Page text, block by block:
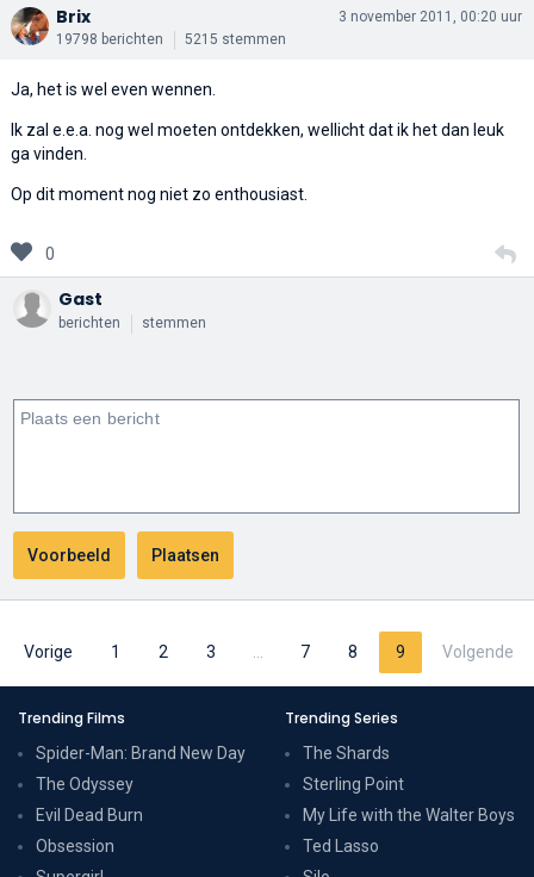
Brix
19798 berichten 5215 stemmen
3 november 2011, 00:20 uur
Ja, het is wel even wennen.
Ik zal e.e.a. nog wel moeten ontdekken, wellicht dat ik het dan leuk
ga vinden.
Op dit moment nog niet zo enthousiast.
0
Gast
berichten stemmen
Vorige 1 2 3 7 8 9 Volgende
Trending Films
Spider-Man: Brand New Day
The Odyssey
Evil Dead Burn
Obsession
Trending Series
The Shards
Sterling Point
My Life with the Walter Boys
Ted Lasso